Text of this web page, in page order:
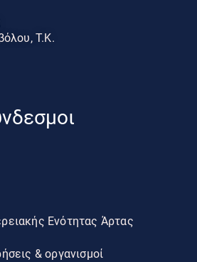
Τ.Κ.
Ενότητας Άρτας
& οργανισμοί